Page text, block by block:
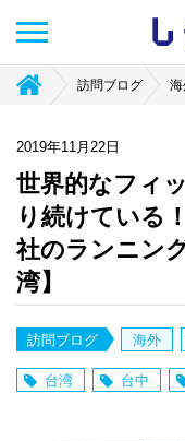
訪問ブログ
2019年11月22日
世界的なフィ
り続けている
社のランニン
湾】
訪問ブログ 海外
台湾 台中